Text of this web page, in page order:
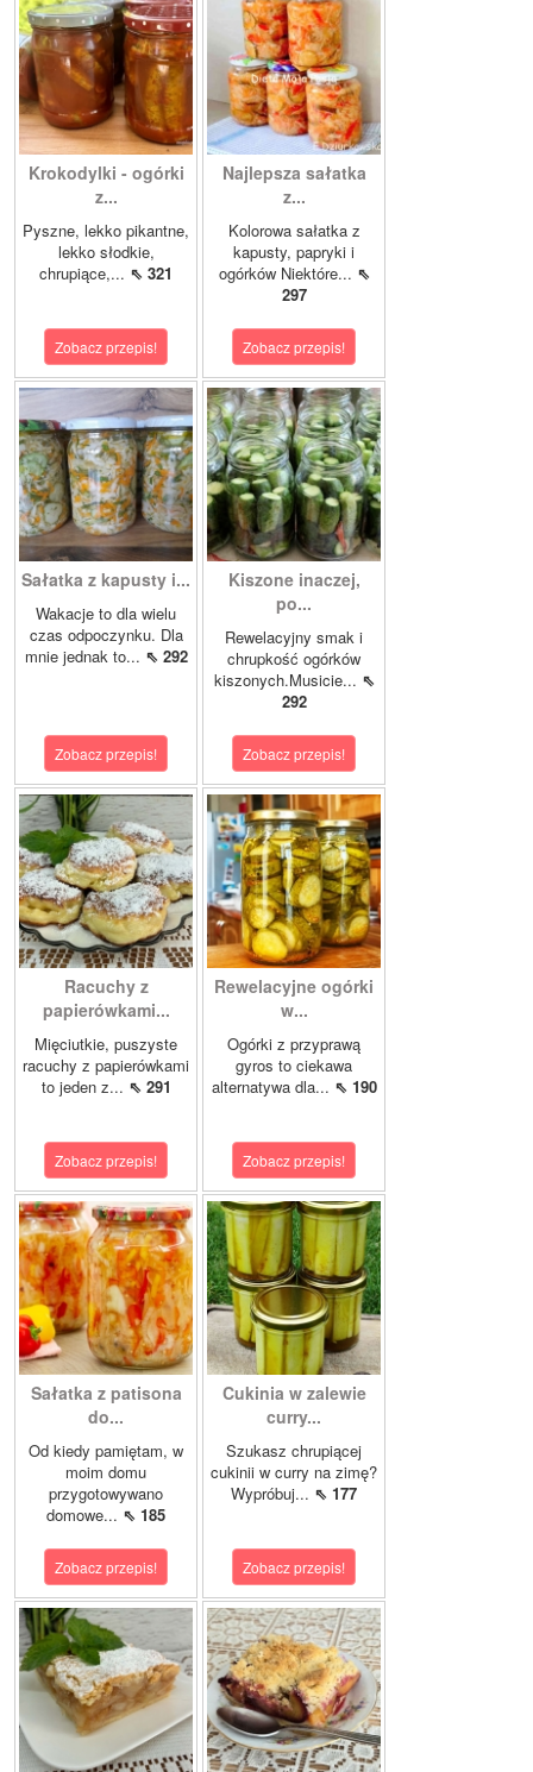
Krokodylki - ogórki
z...
Pyszne, lekko pikantne,
lekko słodkie,
chrupiące,... ⇖ 321
Zobacz przepis!
Najlepsza sałatka
z...
Kolorowa sałatka z
kapusty, papryki i
ogórków Niektóre... ⇖
297
Zobacz przepis!
Sałatka z kapusty i...
Wakacje to dla wielu
czas odpoczynku. Dla
mnie jednak to... ⇖ 292
Zobacz przepis!
Kiszone inaczej,
po...
Rewelacyjny smak i
chrupkość ogórków
kiszonych.Musicie... ⇖
292
Zobacz przepis!
Racuchy z
papierówkami...
Mięciutkie, puszyste
racuchy z papierówkami
to jeden z... ⇖ 291
Zobacz przepis!
Rewelacyjne ogórki
w...
Ogórki z przyprawą
gyros to ciekawa
alternatywa dla... ⇖ 190
Zobacz przepis!
Sałatka z patisona
do...
Od kiedy pamiętam, w
moim domu
przygotowywano
domowe... ⇖ 185
Zobacz przepis!
Cukinia w zalewie
curry...
Szukasz chrupiącej
cukinii w curry na zimę?
Wypróbuj... ⇖ 177
Zobacz przepis!